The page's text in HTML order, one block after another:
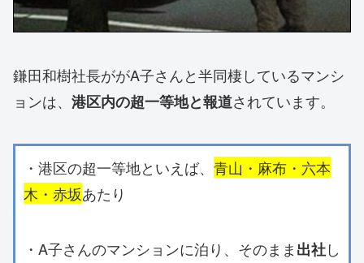
鎌田和樹社長ががA子さんと半同棲しているマンシ
ョンは、 港区内の超一等地と報道されています。
・港区の超一等地といえば、 青山・麻布・六本
木・赤坂あたり
・A子さんのマンションに泊り、そのまま出社し